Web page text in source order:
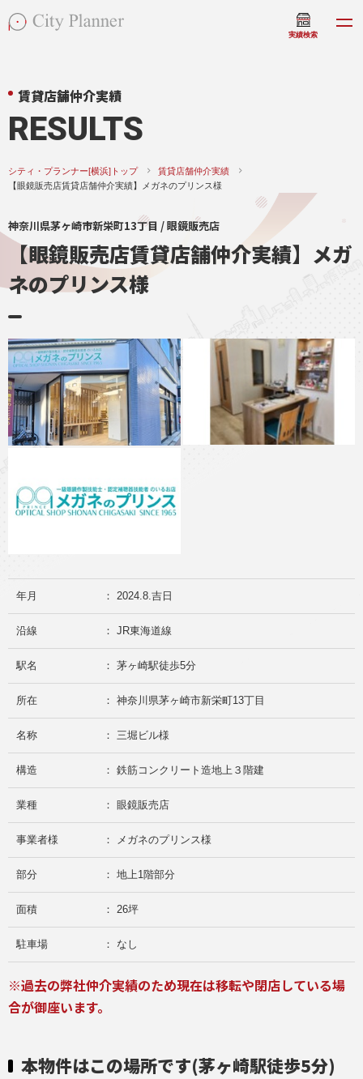
実績検索
賃貸店舗仲介実績
RESULTS
シティ・プランナー[横浜]トップ
賃貸店舗仲介実績
【眼鏡販売店賃貸店舗仲介実績】メガネのプリンス様
神奈川県茅ヶ崎市新栄町13丁目 / 眼鏡販売店
【眼鏡販売店賃貸店舗仲介実績】メガ
ネのプリンス様
年月 ： 2024.8.吉日
沿線 ： JR東海道線
駅名 ： 茅ヶ崎駅徒歩5分
所在 ： 神奈川県茅ヶ崎市新栄町13丁目
名称 ： 三堀ビル様
構造 ： 鉄筋コンクリート造地上３階建
業種 ： 眼鏡販売店
事業者様 ： メガネのプリンス様
部分 ： 地上1階部分
面積 ： 26坪
駐車場 ： なし
※過去の弊社仲介実績のため現在は移転や閉店している場
合が御座います。
本物件はこの場所です(茅ヶ崎駅徒歩5分)